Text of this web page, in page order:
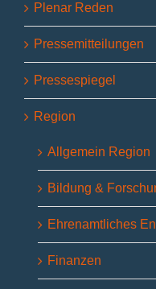
Plenar Reden
Pressemitteilungen
Pressespiegel
Region
Allgemein Region
Bildung &
Ehrenamtliches
Finanzen